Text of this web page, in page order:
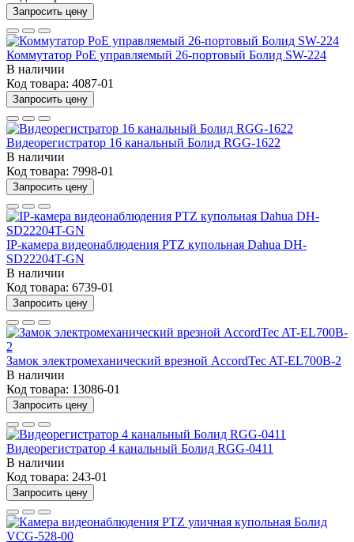
Запросить цену
Коммутатор PoE управляемый 26-портовый Болид SW-224
В наличии
Код товара: 4087-01
Запросить цену
Видеорегистратор 16 канальный Болид RGG-1622
В наличии
Код товара: 7998-01
Запросить цену
IP-камера видеонаблюдения PTZ купольная Dahua DH-
SD22204T-GN
В наличии
Код товара: 6739-01
Запросить цену
Замок электромеханический врезной AccordTec AT-EL700B-2
В наличии
Код товара: 13086-01
Запросить цену
Видеорегистратор 4 канальный Болид RGG-0411
В наличии
Код товара: 243-01
Запросить цену